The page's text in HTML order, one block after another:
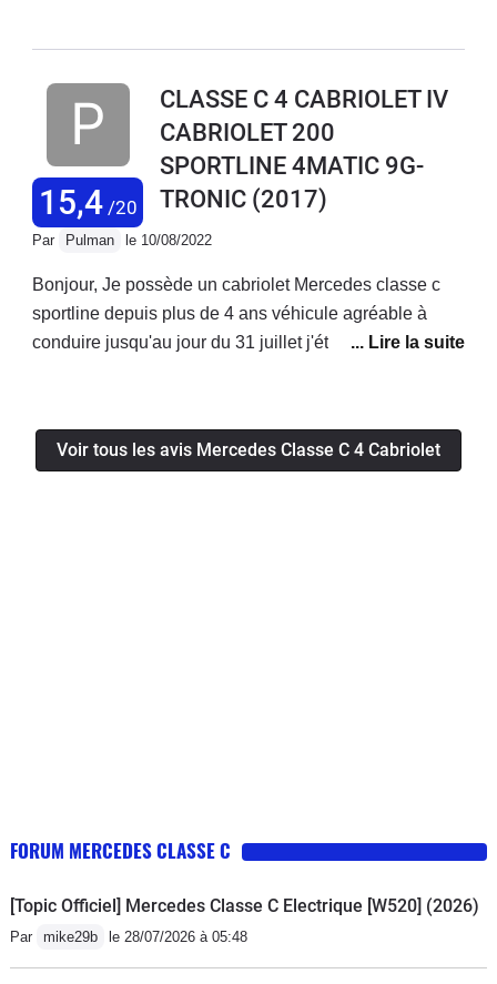
petite route au soleil. Très bonne autoroutière aussi qui
oublier le coté pratique. Accès au coffre, places arrière
inconfortables. Mais ce n'est pas vraiment fait pour ca.
Fiabilité dans la moyenne sans plus.
15,4/20
CLASSE C 4 CABRIOLET IV
CABRIOLET 200
SPORTLINE 4MATIC 9G-
TRONIC (2017)
Par Pulman le 10/08/2022
Bonjour, Je possède un cabriolet Mercedes classe c
sportline depuis plus de 4 ans véhicule agréable à
conduire jusqu'au jour du 31 juillet j'étais sur autoroute
sang froid je me suis arrêté sur la bande d'arrêt
d'urgence et appeler les secours . Le véhicule a été
Voir tous les avis Mercedes Classe C 4 Cabriolet
FORUM MERCEDES CLASSE C
[Topic Officiel] Mercedes Classe C Electrique [W520] (2026)
Par mike29b le 28/07/2026 à 05:48